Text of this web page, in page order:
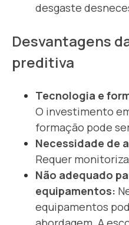
desgaste
Desvantagens
preditiva
Tecnologia e
O investimento
formação pode
Necessidade de
Requer
Não adequado
equipamentos:
equipamentos